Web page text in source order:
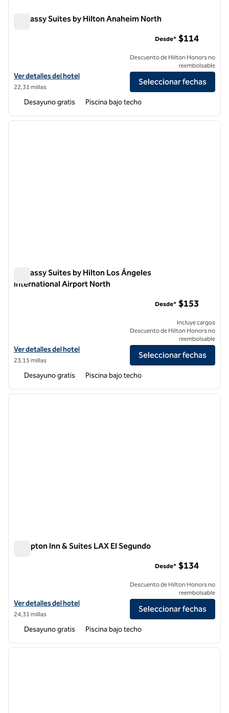
Embassy Suites by Hilton Anaheim North
Ver detalles del hotel Embassy Suites by Hilton Anaheim North
Ver detalles del hotel
22,31 millas
Desde* $114
Descuento de Hilton Honors no
reembolsable
Seleccionar fechas
Desayuno gratis Piscina bajo techo
1 de 12
Embassy Suites by Hilton Los Ángeles
International Airport North
Ver detalles del hotel Embassy Suites by Hilton Los Angeles
Ver detalles del hotel
23,15 millas
Desde* $153
Incluye cargos
Descuento de Hilton Honors no
reembolsable
Seleccionar fechas
Desayuno gratis Piscina bajo techo
1 de 11
Hampton Inn & Suites LAX El Segundo
Ver detalles del hotel Hampton Inn & Suites LAX El Segundo
Ver detalles del hotel
24,31 millas
Desde* $134
Descuento de Hilton Honors no
reembolsable
Seleccionar fechas
Desayuno gratis Piscina bajo techo
1 de 12